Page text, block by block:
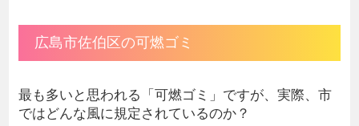
広島市佐伯区の可燃ゴミ
最も多いと思われる「可燃ゴミ」ですが、実際、市
ではどんな風に規定されているのか？